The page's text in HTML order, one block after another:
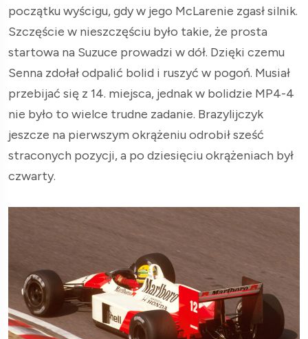
początku wyścigu, gdy w jego McLarenie zgasł silnik.
Szczęście w nieszczęściu było takie, że prosta
startowa na Suzuce prowadzi w dół. Dzięki czemu
Senna zdołał odpalić bolid i ruszyć w pogoń. Musiał
przebijać się z 14. miejsca, jednak w bolidzie MP4-4
nie było to wielce trudne zadanie. Brazylijczyk
jeszcze na pierwszym okrążeniu odrobił sześć
straconych pozycji, a po dziesięciu okrążeniach był
czwarty.